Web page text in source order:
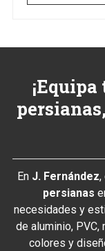
En J. Fernández,
persianas
necesidades y
de aluminio,
colores y